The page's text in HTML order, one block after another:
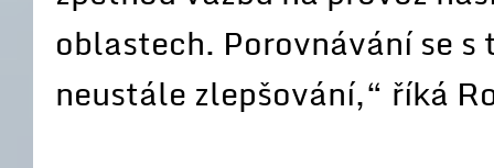
oblastech. Porovnávání se
neustále zlepšování,“ říká